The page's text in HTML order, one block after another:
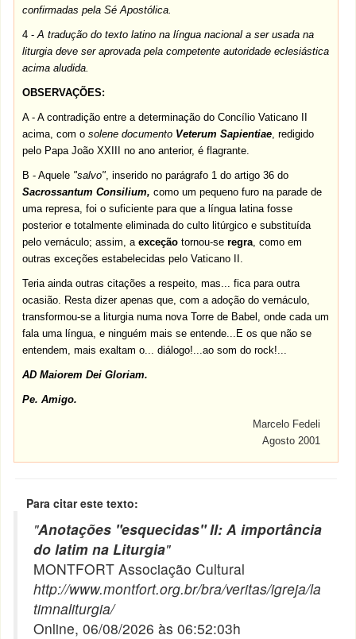
confirmadas pela Sé Apostólica.
4 -A tradução do texto latino na língua nacional a ser usada na
liturgia deve ser aprovada pela competente autoridade eclesiástica
acima aludida.
OBSERVAÇÕES:
A - A contradição entre a determinação do Concílio Vaticano II
acima, com osolene documento Veterum Sapientiae, redigido
pelo Papa João XXIII no ano anterior, é flagrante.
B - Aquele "salvo", inserido no parágrafo 1 do artigo 36 do
Sacrossantum Consilium,como um pequeno furo na parade de
uma represa, foi o suficiente para que a língua latina fosse
posterior e totalmente eliminada do culto litúrgico e substituída
pelo vernáculo; assim, aexceção tornou-seregra, como em
outras exceções estabelecidas pelo Vaticano II.
Teria ainda outras citações a respeito, mas... fica para outra
ocasião. Resta dizer apenas que, com a adoção do vernáculo,
transformou-se a liturgia numa nova Torre de Babel, onde cada um
fala uma língua, e ninguém mais se entende...E os que não se
entendem, mais exaltam o... diálogo!...ao som do rock!...
AD Maiorem Dei Gloriam.
Pe. Amigo.
Marcelo Fedeli
Agosto 2001
Para citar este texto:
"Anotações "esquecidas" II: A importância
do latim na Liturgia"
MONTFORT Associação Cultural
http://www.montfort.org.br/bra/veritas/igreja/la
timnaliturgia/
Online, 06/08/2026 às 06:52:03h